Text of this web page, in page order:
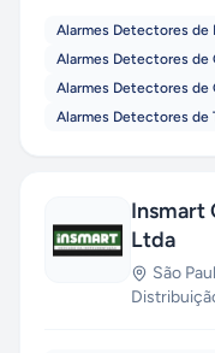
Alarmes Detectores de
Alarmes Detectores de
Alarmes Detectores de
Alarmes Detectores de
Insmart
Ltda
São